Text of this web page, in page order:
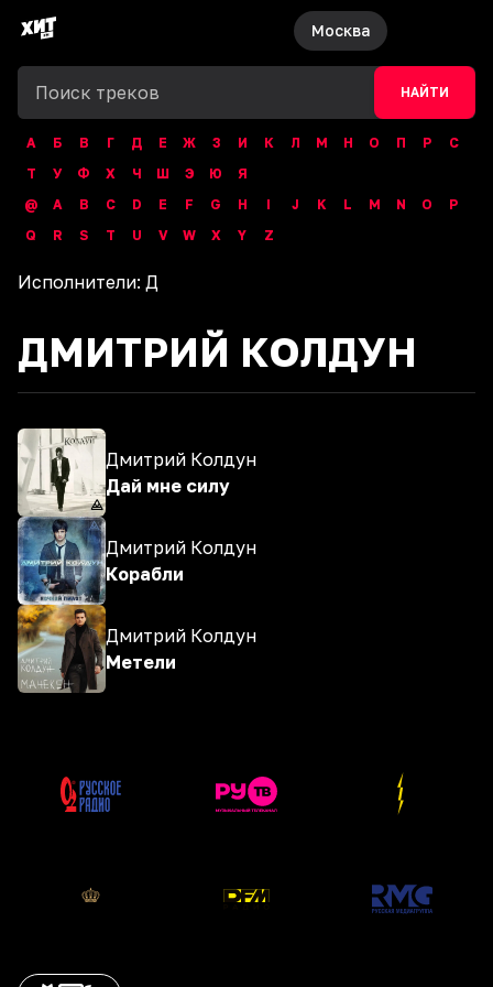
Москва
НАЙТИ
А Б В Г Д Е Ж З И К Л М Н О П Р
С
Т
У Ф Х Ч Ш Э Ю
Я
@
A B C D E F G H I J K L M N O
P
Q
R S T U V W X Y Z
Исполнители: Д
ДМИТРИЙ КОЛДУН
Дмитрий Колдун
Дай мне силу
Дмитрий Колдун
Корабли
Дмитрий Колдун
Метели